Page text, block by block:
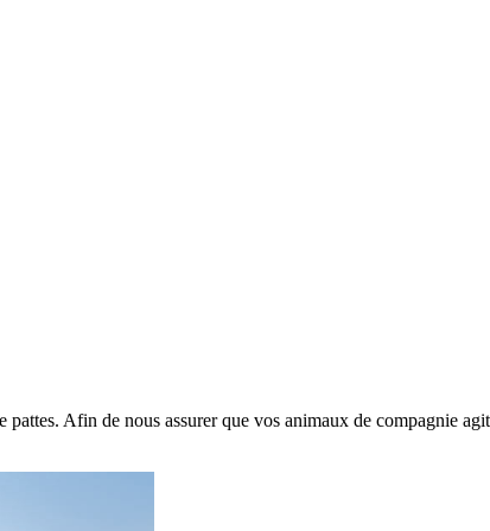
Afin de nous assurer que vos animaux de compagnie